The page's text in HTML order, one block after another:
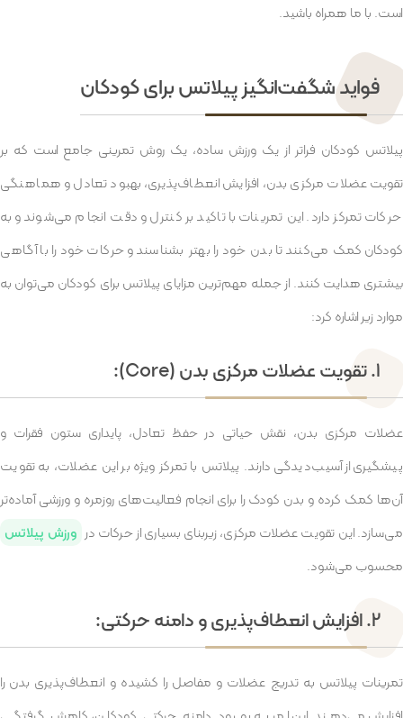
است. با ما همراه باشید.
فواید شگفت‌انگیز پیلاتس برای کودکان
پیلاتس کودکان فراتر از یک ورزش ساده، یک روش تمرینی جامع است که بر
تقویت عضلات مرکزی بدن، افزایش انعطاف‌پذیری، بهبود تعادل و هماهنگی
حرکات تمرکز دارد. این تمرینات با تاکید بر کنترل و دقت انجام می‌شوند و به
کودکان کمک می‌کنند تا بدن خود را بهتر بشناسند و حرکات خود را با آگاهی
بیشتری هدایت کنند. از جمله مهم‌ترین مزایای پیلاتس برای کودکان می‌توان به
موارد زیر اشاره کرد:
1. تقویت عضلات مرکزی بدن (Core):
عضلات مرکزی بدن، نقش حیاتی در حفظ تعادل، پایداری ستون فقرات و
پیشگیری از آسیب‌دیدگی دارند. پیلاتس با تمرکز ویژه بر این عضلات، به تقویت
آن‌ها کمک کرده و بدن کودک را برای انجام فعالیت‌های روزمره و ورزشی آماده‌تر
می‌سازد. این تقویت عضلات مرکزی، زیربنای بسیاری از حرکات در ورزش پیلاتس
محسوب می‌شود.
2. افزایش انعطاف‌پذیری و دامنه حرکتی:
تمرینات پیلاتس به تدریج عضلات و مفاصل را کشیده و انعطاف‌پذیری بدن را